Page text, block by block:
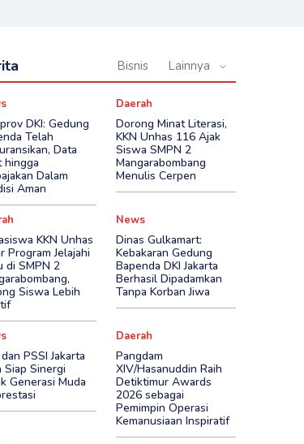
Bisnis Lainnya
DKI: Gedung
Telah
Data
hingga
Dalam
Aman
Daerah
Dorong Minat Literasi,
KKN Unhas 116 Ajak
Siswa SMPN 2
Mangarabombang
Menulis Cerpen
KKN Unhas
Program Jelajahi
di SMPN 2
Siswa Lebih
News
Dinas Gulkamart:
Kebakaran Gedung
Bapenda DKI Jakarta
Berhasil Dipadamkan
Tanpa Korban Jiwa
PSSI Jakarta
Siap Sinergi
Generasi Muda
Daerah
Pangdam
XIV/Hasanuddin Raih
Detiktimur Awards
2026 sebagai
Pemimpin Operasi
Kemanusiaan Inspiratif